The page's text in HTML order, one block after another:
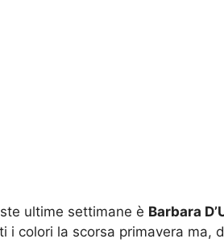
ultime settimane è Barbara
i colori la scorsa primavera ma,